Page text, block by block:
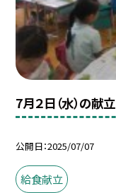
7月２日（水）の献立
公開日 2025/07/07
給食献立